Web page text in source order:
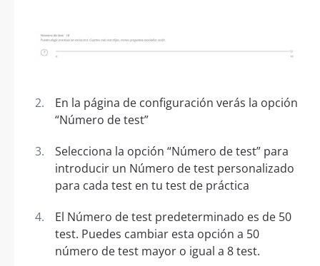
En la página de configuración verás la opción
“Número de test”
Selecciona la opción “Número de test” para
introducir un Número de test personalizado
para cada test en tu test de práctica
El Número de test predeterminado es de 50
test. Puedes cambiar esta opción a 50
número de test mayor o igual a 8 test.